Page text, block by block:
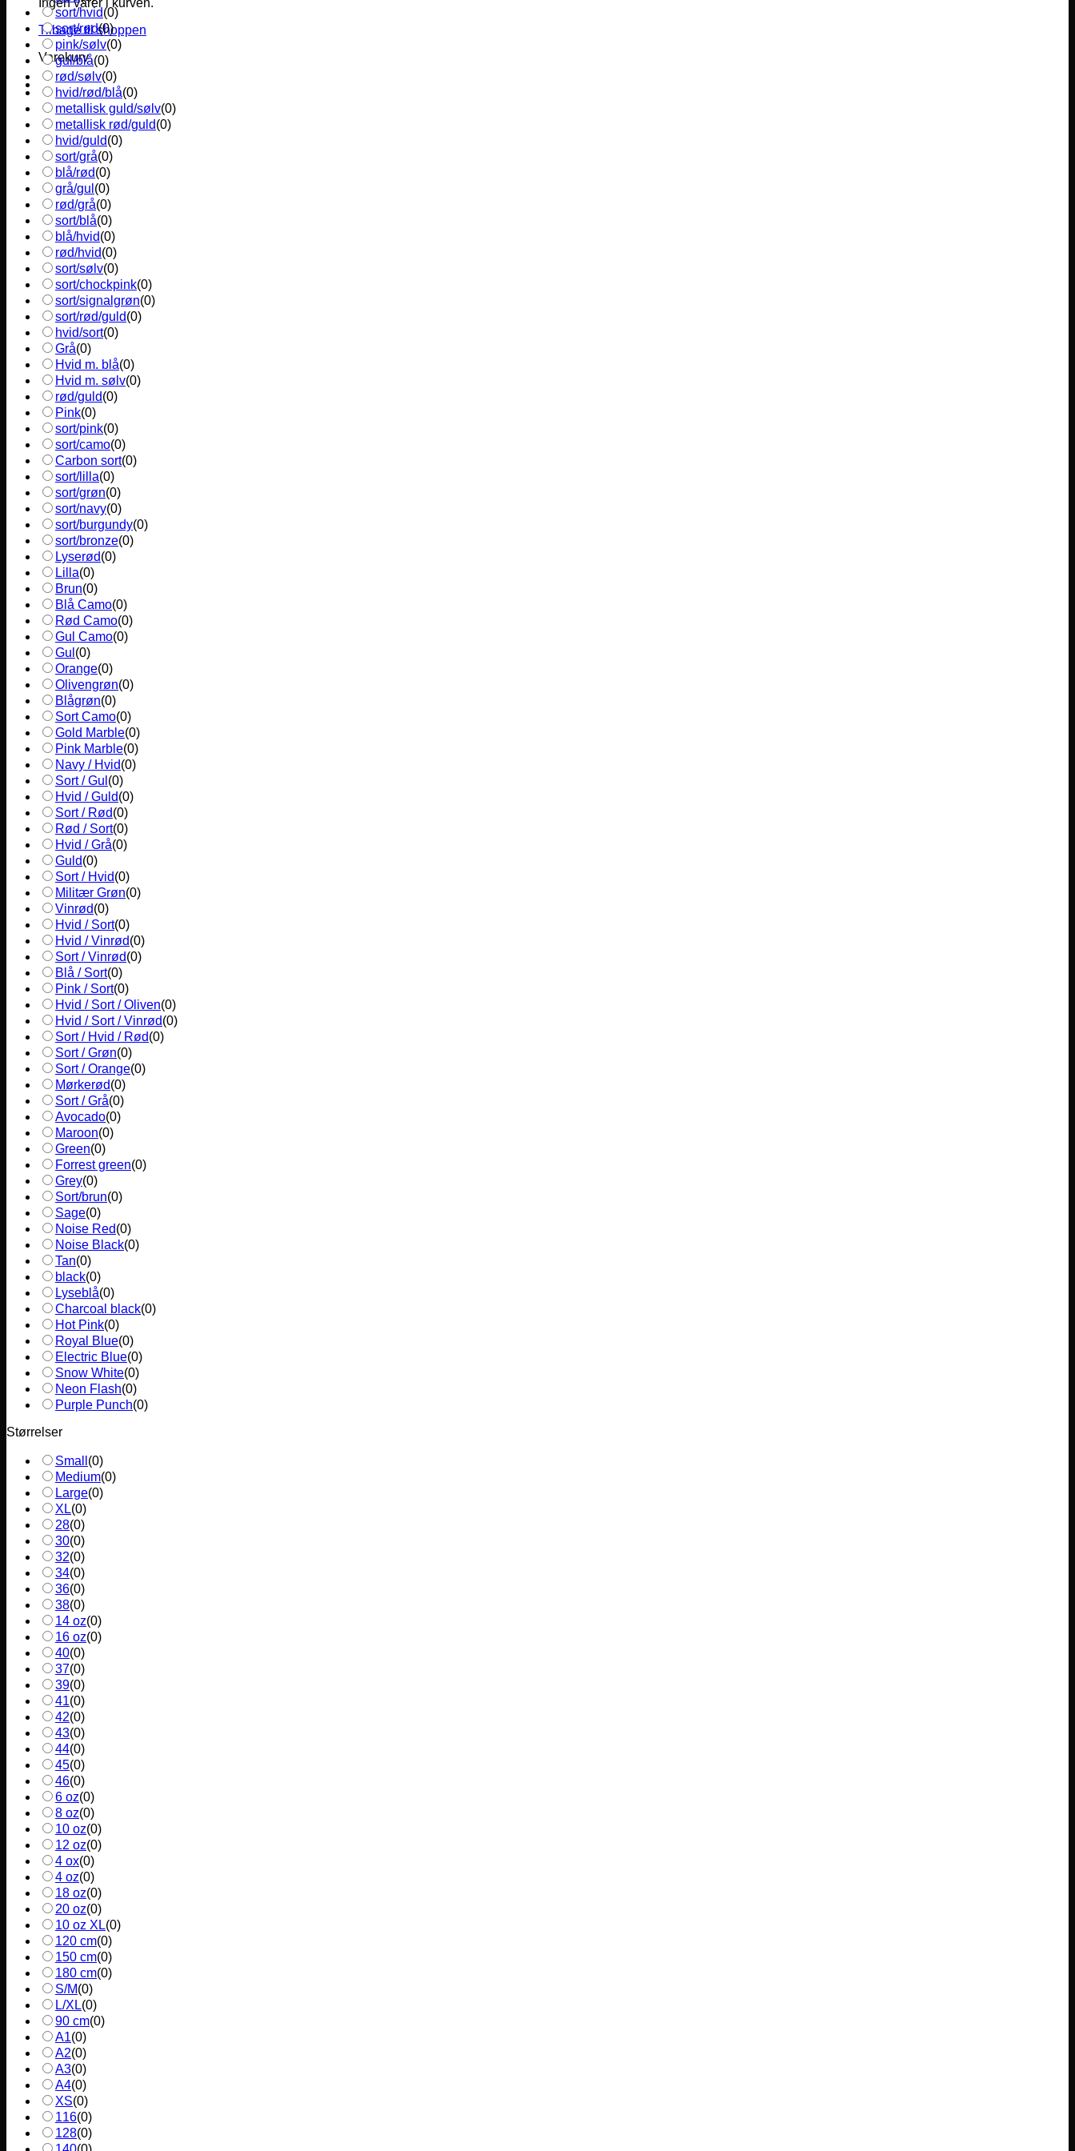
Ingen varer i kurven.
Tilbage til shoppen
Varekurv
sort/hvid(0)
sort/rød(0)
pink/sølv(0)
gul/blå(0)
rød/sølv(0)
hvid/rød/blå(0)
metallisk guld/sølv(0)
metallisk rød/guld(0)
hvid/guld(0)
sort/grå(0)
blå/rød(0)
grå/gul (0)
rød/grå(0)
sort/blå(0)
blå/hvid(0)
rød/hvid(0)
sort/sølv(0)
sort/chockpink(0)
sort/signalgrøn(0)
sort/rød/guld(0)
hvid/sort(0)
Grå(0)
Hvid m. blå(0)
Hvid m. sølv(0)
rød/guld(0)
Pink(0)
sort/pink(0)
sort/camo(0)
Carbon sort(0)
sort/lilla(0)
sort/grøn(0)
sort/navy(0)
sort/burgundy(0)
sort/bronze(0)
Lyserød(0)
Lilla(0)
Brun(0)
Blå Camo(0)
Rød Camo(0)
Gul Camo(0)
Gul (0)
Orange(0)
Olivengrøn(0)
Blågrøn(0)
Sort Camo(0)
Gold Marble(0)
Pink Marble(0)
Navy / Hvid(0)
Sort / Gul (0)
Hvid / Guld(0)
Sort / Rød(0)
Rød / Sort(0)
Hvid / Grå(0)
Guld(0)
Sort / Hvid(0)
Militær Grøn(0)
Vinrød(0)
Hvid / Sort(0)
Hvid / Vinrød(0)
Sort / Vinrød(0)
Blå / Sort(0)
Pink / Sort(0)
Hvid / Sort / Oliven(0)
Hvid / Sort / Vinrød(0)
Sort / Hvid / Rød(0)
Sort / Grøn(0)
Sort / Orange(0)
Mørkerød(0)
Sort / Grå(0)
Avocado(0)
Maroon(0)
Green(0)
Forrest green(0)
Grey(0)
Sort/brun(0)
Sage(0)
Noise Red(0)
Noise Black(0)
Tan(0)
black(0)
Lyseblå(0)
Charcoal black(0)
Hot Pink(0)
Royal Blue(0)
Electric Blue(0)
Snow White(0)
Neon Flash(0)
Purple Punch(0)
Størrelser
Small (0)
Medium(0)
Large(0)
XL(0)
28(0)
30(0)
32(0)
34(0)
36(0)
38(0)
14 oz(0)
16 oz(0)
40(0)
37(0)
39(0)
41(0)
42(0)
43(0)
44(0)
45(0)
46(0)
6 oz(0)
8 oz(0)
10 oz(0)
12 oz(0)
4 ox(0)
4 oz(0)
18 oz(0)
20 oz(0)
10 oz XL(0)
120 cm(0)
150 cm(0)
180 cm(0)
S/M(0)
L/XL(0)
90 cm(0)
A1(0)
A2(0)
A3(0)
A4(0)
XS(0)
116(0)
128(0)